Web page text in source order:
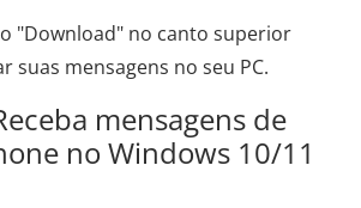
"Download" no canto superior
suas mensagens no seu PC.
mensagens de
no Windows 10/11